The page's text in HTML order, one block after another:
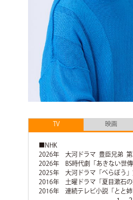
TV 映画
■NHK
2026年 大河ドラマ 豊臣兄弟
2026年 BS時代劇「あきない世
2025年 大河ドラマ「べらぼう
2016年 土曜ドラマ「夏目漱石
2016年 連続テレビ小説「とと姉